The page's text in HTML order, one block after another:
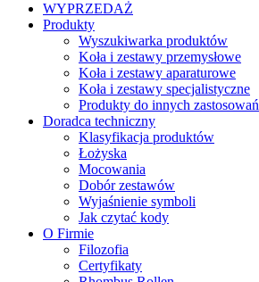
WYPRZEDAŻ
Produkty
Wyszukiwarka produktów
Koła i zestawy przemysłowe
Koła i zestawy aparaturowe
Koła i zestawy specjalistyczne
Produkty do innych zastosowań
Doradca techniczny
Klasyfikacja produktów
Łożyska
Mocowania
Dobór zestawów
Wyjaśnienie symboli
Jak czytać kody
O Firmie
Filozofia
Certyfikaty